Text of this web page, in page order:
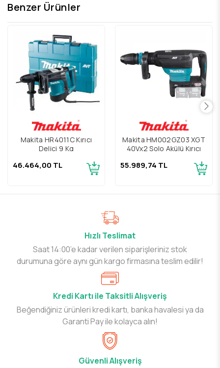
Benzer Ürünler
Makita HR4011C Kırıcı
Delici 9 Kg
46.464,00 TL
Makita HM002GZ03 XGT
40Vx2 Solo Akülü Kırıcı
55.989,74 TL
Hızlı Teslimat
Saat 14:00’e kadar verilen siparişleriniz stok
durumuna göre aynı gün kargo firmasına teslim edilir!
Kredi Kartı ile Taksitli Alışveriş
Beğendiğiniz ürünleri kredi kartı, banka havalesi ya da
Garanti Pay ile kolayca alın!
Güvenli Alışveriş